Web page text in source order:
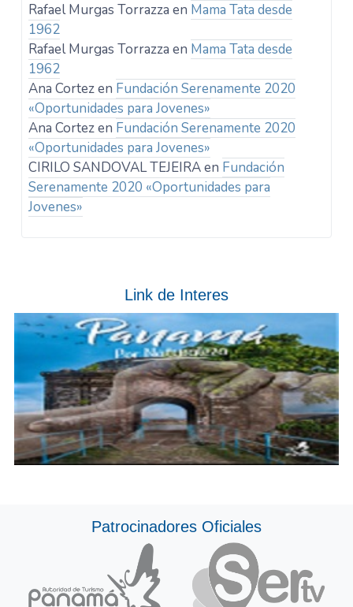
Rafael Murgas Torrazza en Mama Tata desde
1962
Rafael Murgas Torrazza en Mama Tata desde
1962
Ana Cortezen Fundación Serenamente 2020
«Oportunidades para Jovenes»
Ana Cortezen Fundación Serenamente 2020
«Oportunidades para Jovenes»
CIRILO SANDOVAL TEJEIRAen Fundación
Serenamente 2020 «Oportunidades para
Jovenes»
Link de Interes
Patrocinadores Oficiales